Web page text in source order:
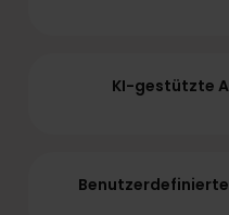
KI-gestützte